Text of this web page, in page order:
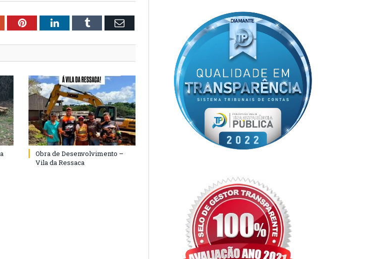
PinterestLinkedInTumblr Email
Obra de Desenvolvimento –
Vila da Ressaca